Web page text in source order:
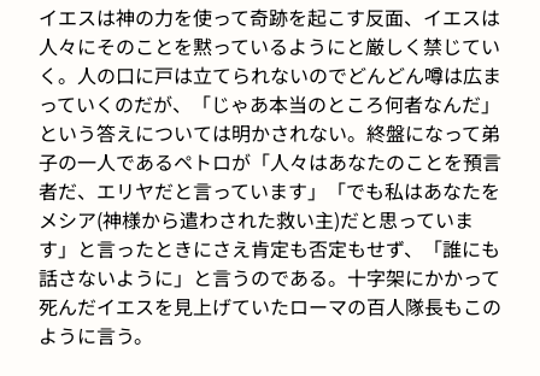
イエスは神の力を使って奇跡を起こす反面、イエスは
人々にそのことを黙っているようにと厳しく禁じてい
く。人の口に戸は立てられないのでどんどん噂は広ま
っていくのだが、「じゃあ本当のところ何者なんだ」
という答えについては明かされない。終盤になって弟
子の一人であるペトロが「人々はあなたのことを預言
者だ、エリヤだと言っています」「でも私はあなたを
メシア(神様から遣わされた救い主)だと思っていま
す」と言ったときにさえ肯定も否定もせず、「誰にも
話さないように」と言うのである。十字架にかかって
死んだイエスを見上げていたローマの百人隊長もこの
ように言う。